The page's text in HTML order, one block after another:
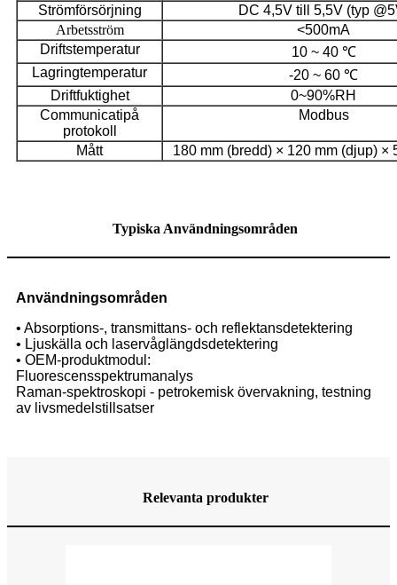
Strömförsörjning
DC 4,5V till 5,5V (typ
Arbetsström
<500mA
Driftstemperatur
10 ~ 40 ℃
Lagringtemperatur
-20 ~ 60 ℃
Driftfuktighet
0~90%RH
Communicatipå
protokoll
Modbus
Mått 180 mm (bredd) × 120 mm (djup) ×
Typiska Användningsområden
Användningsområden
• Absorptions-, transmittans- och reflektansdetektering
• Ljuskälla och laservåglängdsdetektering
• OEM-produktmodul:
Fluorescensspektrumanalys
Raman-spektroskopi - petrokemisk övervakning, testning
av livsmedelstillsatser
Relevanta produkter